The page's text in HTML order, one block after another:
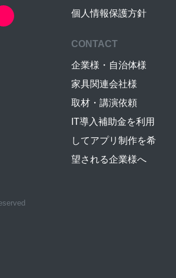
個人情報保護方針
CONTACT
企業様・自治体様
家具関連会社様
取材・講演依頼
IT導入補助金を利用
してアプリ制作を希
望される企業様へ